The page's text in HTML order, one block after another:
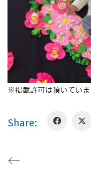
※掲載許可は頂いていま
Share: